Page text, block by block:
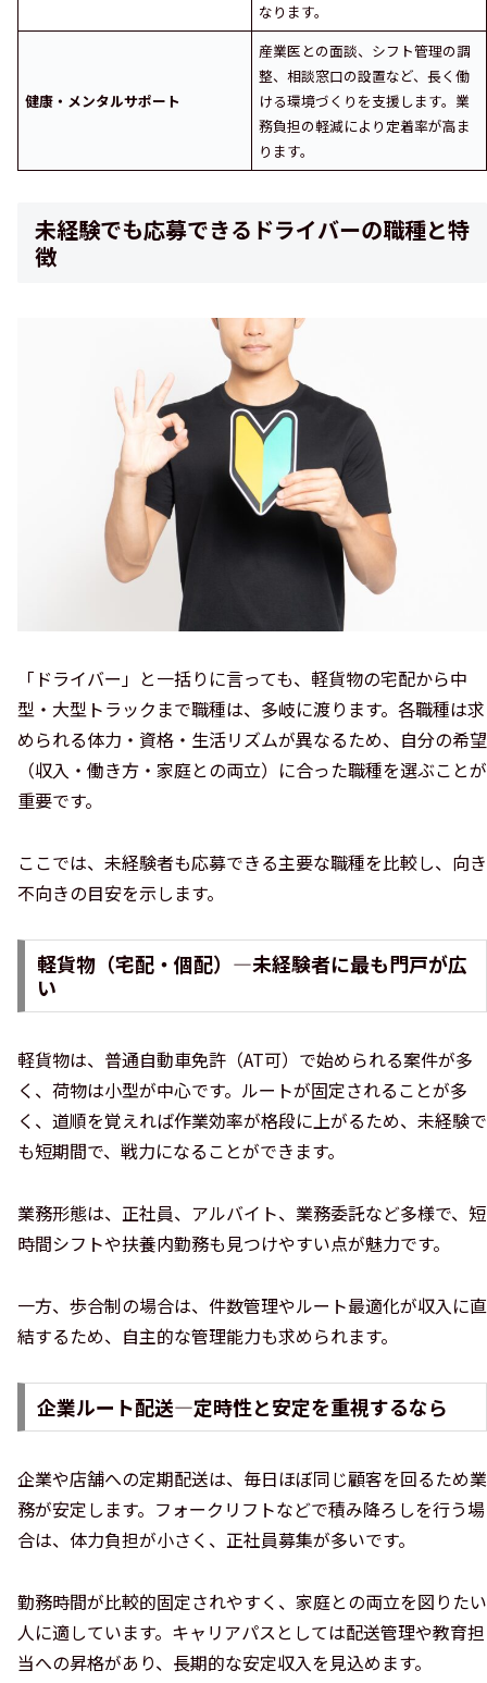
なります。
健康・メンタルサポート
産業医との面談、シフト管理の調
整、相談窓口の設置など、長く働
ける環境づくりを支援します。業
務負担の軽減により定着率が高ま
ります。
未経験でも応募できるドライバーの職種と特
徴
「ドライバー」と一括りに言っても、軽貨物の宅配から中
型・大型トラックまで職種は、多岐に渡ります。各職種は求
められる体力・資格・生活リズムが異なるため、自分の希望
（収入・働き方・家庭との両立）に合った職種を選ぶことが
重要です。
ここでは、未経験者も応募できる主要な職種を比較し、向き
不向きの目安を示します。
軽貨物（宅配・個配）—未経験者に最も門戸が広
い
軽貨物は、普通自動車免許（AT可）で始められる案件が多
く、荷物は小型が中心です。ルートが固定されることが多
く、道順を覚えれば作業効率が格段に上がるため、未経験で
も短期間で、戦力になることができます。
業務形態は、正社員、アルバイト、業務委託など多様で、短
時間シフトや扶養内勤務も見つけやすい点が魅力です。
一方、歩合制の場合は、件数管理やルート最適化が収入に直
結するため、自主的な管理能力も求められます。
企業ルート配送—定時性と安定を重視するなら
企業や店舗への定期配送は、毎日ほぼ同じ顧客を回るため業
務が安定します。フォークリフトなどで積み降ろしを行う場
合は、体力負担が小さく、正社員募集が多いです。
勤務時間が比較的固定されやすく、家庭との両立を図りたい
人に適しています。キャリアパスとしては配送管理や教育担
当への昇格があり、長期的な安定収入を見込めます。